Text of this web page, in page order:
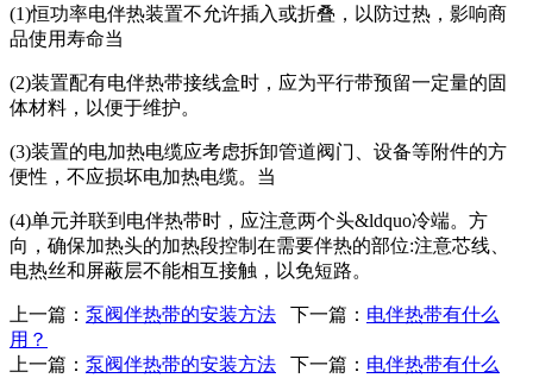
(1)恒功率电伴热装置不允许插入或折叠，以防过热，影响商
品使用寿命当
(2)装置配有电伴热带接线盒时，应为平行带预留一定量的固
体材料，以便于维护。
(3)装置的电加热电缆应考虑拆卸管道阀门、设备等附件的方
便性，不应损坏电加热电缆。当
(4)单元并联到电伴热带时，应注意两个头&ldquo冷端。方
向，确保加热头的加热段控制在需要伴热的部位:注意芯线、
电热丝和屏蔽层不能相互接触，以免短路。
上一篇： 泵阀伴热带的安装方法 下一篇： 电伴热带有什么
用？
上一篇： 泵阀伴热带的安装方法 下一篇： 电伴热带有什么